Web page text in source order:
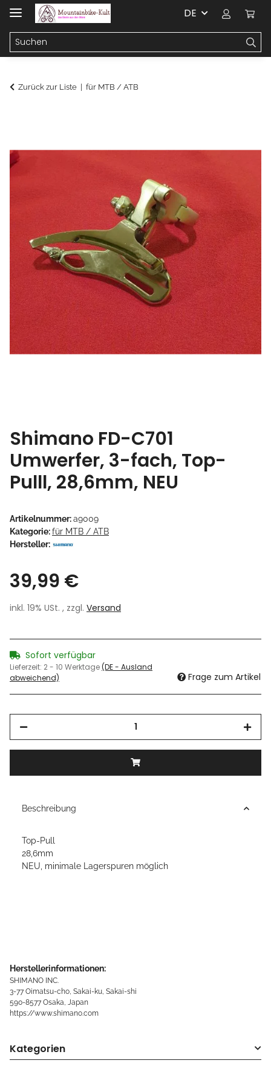
DE
Zurück zur Liste für MTB / ATB
Shimano FD-C701
Umwerfer, 3-fach, Top-
Pulll, 28,6mm, NEU
Artikelnummer:a9009
Kategorie:für MTB / ATB
Hersteller:
39,99 €
inkl. 19% USt. , zzgl. Versand
Sofort verfügbar
Lieferzeit: 2 - 10 Werktage(DE - Ausland
abweichend)
Frage zum Artikel
Beschreibung
Top-Pull
28,6mm
NEU, minimale Lagerspuren möglich
Herstellerinformationen:
SHIMANO INC.
3-77 Oimatsu-cho, Sakai-ku, Sakai-shi
590-8577 Osaka, Japan
https://www.shimano.com
Kategorien